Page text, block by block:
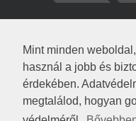
Mint minden
használ a jobb és
érdekében.
megtalálod, hogyan
kortisz:
darabbaal
Béke: